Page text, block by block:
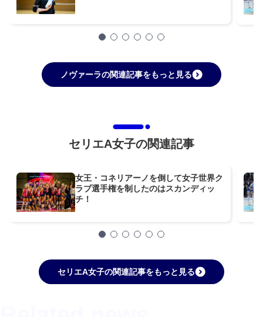
ノヴァーラの関連記事をもっと見る
セリエA女子の関連記事
女王・コネリアーノを倒して女子世界ク
ラブ選手権を制したのはスカンディッ
チ！
セリエA女子の関連記事をもっと見る